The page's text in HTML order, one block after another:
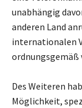
unabhängig
anderen Land
internationalen
ordnungsgemäß
Des Weiteren
Möglichkeit,